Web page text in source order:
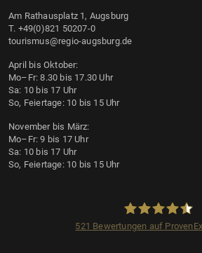
Am Rathausplatz 1, Augsburg
T. +49(0)821 50207-0
tourismus@regio-augsburg.de
April bis Oktober:
Mo–Fr: 8.30 bis 17.30 Uhr
Sa: 10 bis 17 Uhr
So, Feiertage: 10 bis 15 Uhr
November bis März:
Mo–Fr: 9 bis 17 Uhr
Sa: 10 bis 17 Uhr
So, Feiertage: 10 bis 15 Uhr
521 Bewertungen auf